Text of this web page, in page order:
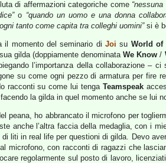
di affermazioni categoriche come
o “quando un uomo e una donna
tanto come capita tra colleghi uomini”si è
il momento del seminario diJoi su World of
gilda (doppiamente denominataWe Know /
l’importanza della collaborazione –
su come ogni pezzo di armatura per fire
racconti su come lui tengaTeamspeak
la gilda in quel momento anche se lui
peana, ho abbrancato il microfono per
anche l’altra faccia della medaglia, con i
liti in real life per questioni di gilda. Devo
microfono, con racconti di ragazzi che
regolarmente sul posto di lavoro,